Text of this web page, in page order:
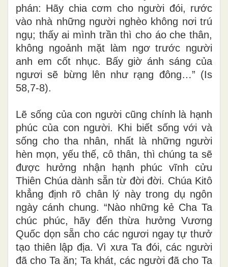
phán: Hãy chia cơm cho người đói, rước
vào nhà những người nghèo không nơi trú
ngụ; thấy ai mình trần thì cho áo che thân,
không ngoảnh mặt làm ngơ trước người
anh em cốt nhục. Bấy giờ ánh sáng của
ngươi sẽ bừng lên như rạng đông…” (Is
58,7-8).
Lẽ sống của con người cũng chính là hạnh
phúc của con người. Khi biết sống với và
sống cho tha nhân, nhất là những người
hèn mọn, yếu thế, cô thân, thì chúng ta sẽ
được hưởng nhận hạnh phúc vĩnh cửu
Thiên Chúa dành sẵn từ đời đời. Chúa Kitô
khẳng định rõ chân lý này trong dụ ngôn
ngày cánh chung. “Nào những kẻ Cha Ta
chúc phúc, hãy đến thừa hưởng Vương
Quốc dọn sẵn cho các ngươi ngay tự thưở
tạo thiên lập địa. Vì xưa Ta đói, các người
đã cho Ta ăn; Ta khát, các người đã cho Ta